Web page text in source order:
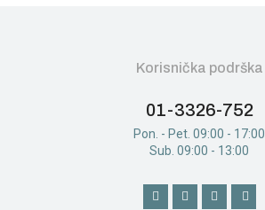
Korisnička podrška
01-3326-752
Pon. - Pet. 09:00 - 17:00
Sub. 09:00 - 13:00